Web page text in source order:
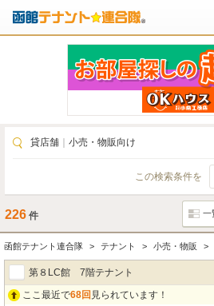
貸店舗 小売・物販向け
この検索条件を
226 件
函館テナント連合隊 テナント 小売・物販
第８LC館 7階テナント
ここ最近で68回 見られています！